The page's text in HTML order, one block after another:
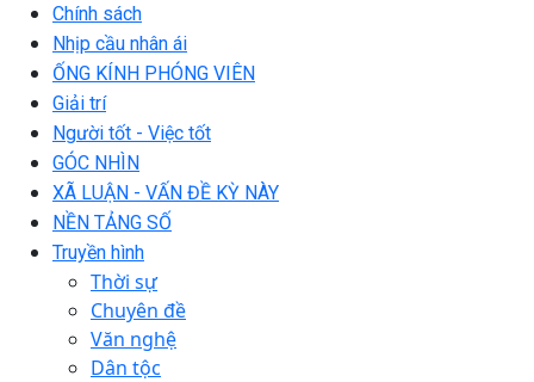
Chính sách
Nhịp cầu nhân ái
ỐNG KÍNH PHÓNG VIÊN
Giải trí
Người tốt - Việc tốt
GÓC NHÌN
XÃ LUẬN - VẤN ĐỀ KỲ NÀY
NỀN TẢNG SỐ
Truyền hình
Thời sự
Chuyên đề
Văn nghệ
Dân tộc